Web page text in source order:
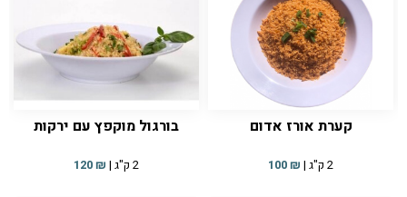
קערת אורז אדום
2 ק"ג | ₪
100
בורגול מוקפץ עם ירקות
2 ק"ג | ₪
120